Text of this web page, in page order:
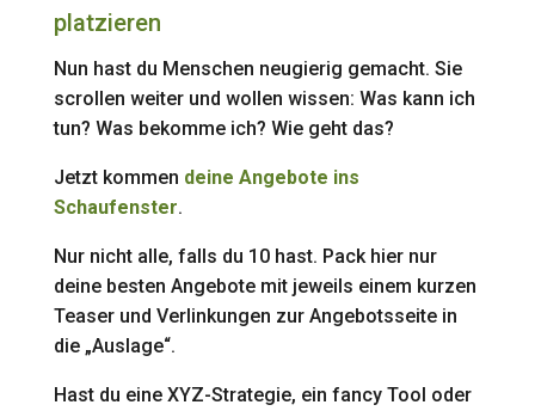
platzieren
Nun hast du Menschen neugierig gemacht. Sie
scrollen weiter und wollen wissen: Was kann ich
tun? Was bekomme ich? Wie geht das?
Jetzt kommen deine Angebote ins
Schaufenster.
Nur nicht alle, falls du 10 hast. Pack hier nur
deine besten Angebote mit jeweils einem kurzen
Teaser und Verlinkungen zur Angebotsseite in
die „Auslage“.
Hast du eine XYZ-Strategie, ein fancy Tool oder